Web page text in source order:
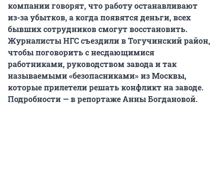
компании говорят, что работу останавливают
из-за убытков, а когда появятся деньги, всех
бывших сотрудников смогут восстановить.
Журналисты НГС съездили в Тогучинский район,
чтобы поговорить с несдающимися
работниками, руководством завода и так
называемыми «безопасниками» из Москвы,
которые прилетели решать конфликт на заводе.
Подробности — в репортаже Анны Богдановой.